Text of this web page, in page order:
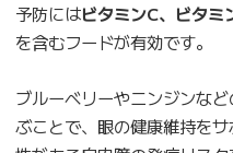
予防にはビタミンC、ビタミ
を含むフードが有効です。
ブルーベリーやニンジンな
ぶことで、眼の健康維持を